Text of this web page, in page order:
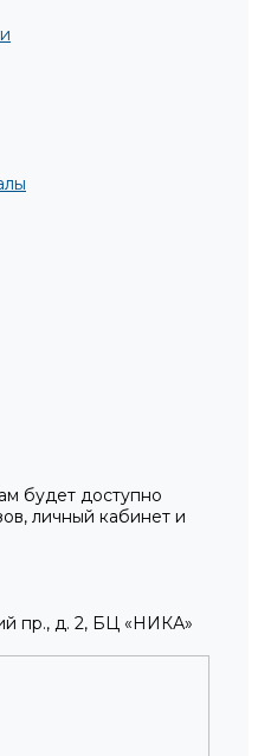
будет доступно
личный кабинет и
пр., д. 2, БЦ «НИКА»